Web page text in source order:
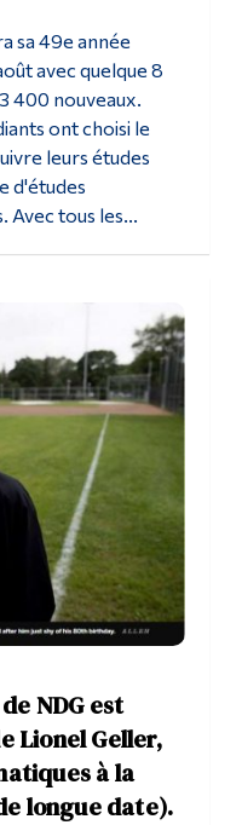
sa 49e année
avec quelque 8
400 nouveaux.
ont choisi le
leurs études
d'études
Avec tous les...
NDG est
Lionel Geller,
à la
longue date).